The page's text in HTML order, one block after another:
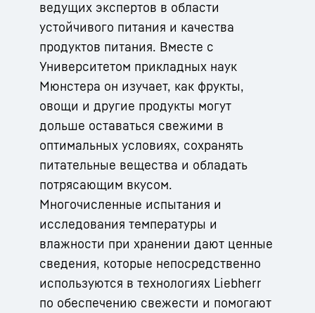
ведущих экспертов в области
устойчивого питания и качества
продуктов питания. Вместе с
Университетом прикладных наук
Мюнстера он изучает, как фрукты,
овощи и другие продукты могут
дольше оставаться свежими в
оптимальных условиях, сохранять
питательные вещества и обладать
потрясающим вкусом.
Многочисленные испытания и
исследования температуры и
влажности при хранении дают ценные
сведения, которые непосредственно
используются в технологиях Liebherr
по обеспечению свежести и помогают